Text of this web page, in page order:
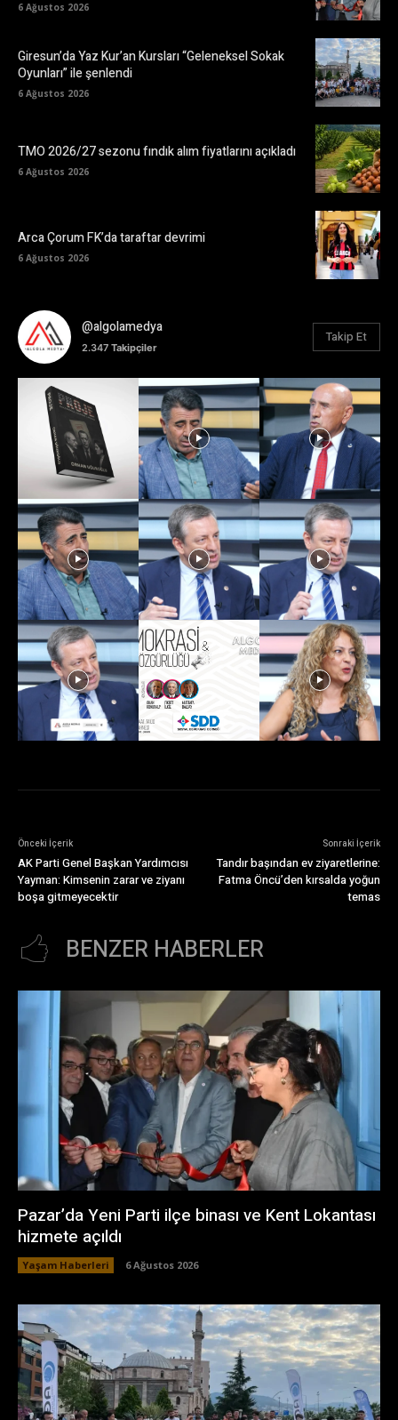
6 Ağustos 2026
Giresun’da Yaz Kur’an Kursları “Geleneksel Sokak
Oyunları” ile şenlendi
6 Ağustos 2026
TMO 2026/27 sezonu fındık alım fiyatlarını açıkladı
6 Ağustos 2026
Arca Çorum FK’da taraftar devrimi
6 Ağustos 2026
@algolamedya
2.347 Takipçiler
Takip Et
Önceki İçerik
AK Parti Genel Başkan Yardımcısı
Yayman: Kimsenin zarar ve ziyanı
boşa gitmeyecektir
Sonraki İçerik
Tandır başından ev ziyaretlerine:
Fatma Öncü’den kırsalda yoğun
temas
BENZER HABERLER
Pazar’da Yeni Parti ilçe binası ve Kent Lokantası
hizmete açıldı
Yaşam Haberleri 6 Ağustos 2026